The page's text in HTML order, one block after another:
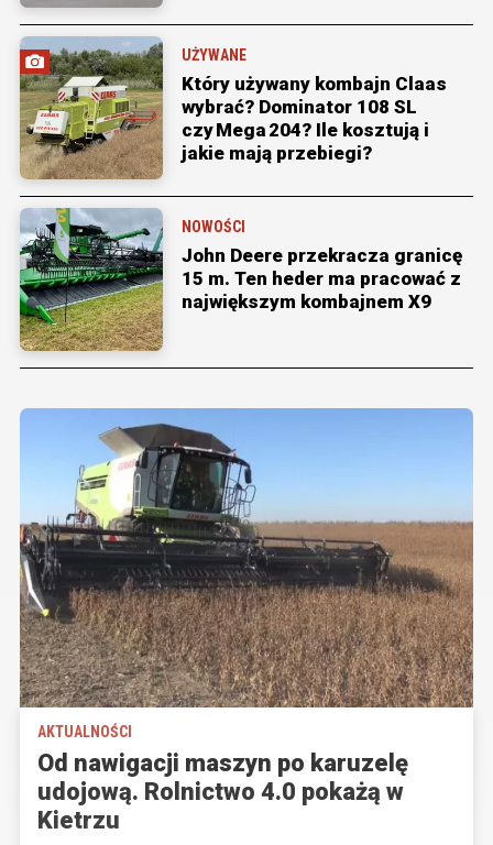
UŻYWANE
Który używany kombajn Claas
wybrać? Dominator 108 SL
czy Mega 204? Ile kosztują i
jakie mają przebiegi?
NOWOŚCI
John Deere przekracza granicę
15 m. Ten heder ma pracować z
największym kombajnem X9
AKTUALNOŚCI
Od nawigacji maszyn po karuzelę
udojową. Rolnictwo 4.0 pokażą w
Kietrzu